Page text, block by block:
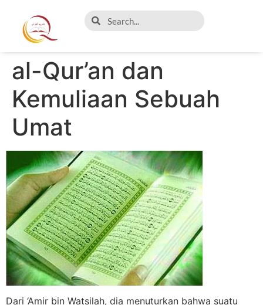
al-Qur’an dan
Kemuliaan Sebuah
Umat
Dari ‘Amir bin Watsilah, dia menuturkan bahwa suatu